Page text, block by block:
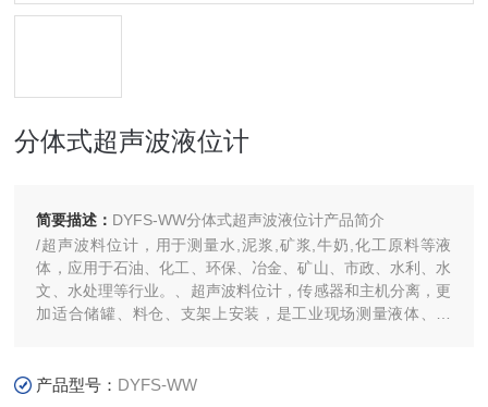
分体式超声波液位计
简要描述： DYFS-WW分体式超声波液位计产品简介
/超声波料位计，用于测量水,泥浆,矿浆,牛奶,化工原料等液
体，应用于石油、化工、环保、冶金、矿山、市政、水利、水
文、水处理等行业。、超声波料位计，传感器和主机分离，更
加适合储罐、料仓、支架上安装，是工业现场测量液体、浆
产品型号： DYFS-WW